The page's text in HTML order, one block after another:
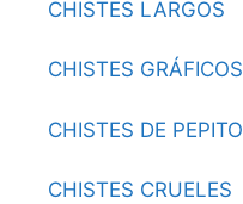
CHISTES LARGOS
CHISTES GRÁFICOS
CHISTES DE PEPITO
CHISTES CRUELES